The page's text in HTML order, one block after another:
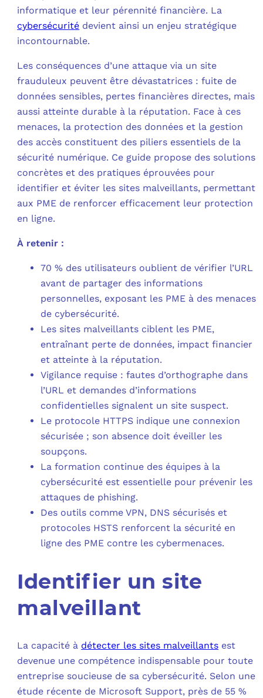
informatique et leur pérennité financière. La
cybersécurité devient ainsi un enjeu stratégique
incontournable.
Les conséquences d’une attaque via un site
frauduleux peuvent être dévastatrices : fuite de
données sensibles, pertes financières directes, mais
aussi atteinte durable à la réputation. Face à ces
menaces, la protection des données et la gestion
des accès constituent des piliers essentiels de la
sécurité numérique. Ce guide propose des solutions
concrètes et des pratiques éprouvées pour
identifier et éviter les sites malveillants, permettant
aux PME de renforcer efficacement leur protection
en ligne.
À retenir :
70 % des utilisateurs oublient de vérifier l’URL
avant de partager des informations
personnelles, exposant les PME à des menaces
de cybersécurité.
Les sites malveillants ciblent les PME,
entraînant perte de données, impact financier
et atteinte à la réputation.
Vigilance requise : fautes d’orthographe dans
l’URL et demandes d’informations
confidentielles signalent un site suspect.
Le protocole HTTPS indique une connexion
sécurisée ; son absence doit éveiller les
soupçons.
La formation continue des équipes à la
cybersécurité est essentielle pour prévenir les
attaques de phishing.
Des outils comme VPN, DNS sécurisés et
protocoles HSTS renforcent la sécurité en
ligne des PME contre les cybermenaces.
Identifier un site
malveillant
La capacité à détecter les sites malveillants est
devenue une compétence indispensable pour toute
entreprise soucieuse de sa cybersécurité. Selon une
étude récente de Microsoft Support, près de 55 %